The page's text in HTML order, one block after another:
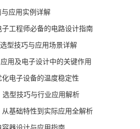
应用实例详解
工程师必备的电路设计指南
型技巧与应用场景详解
用及电子设计中的关键作用
电子设备的温度稳定性
型技巧与行业应用解析
基础特性到实际应用全解析
器设计与应用指南